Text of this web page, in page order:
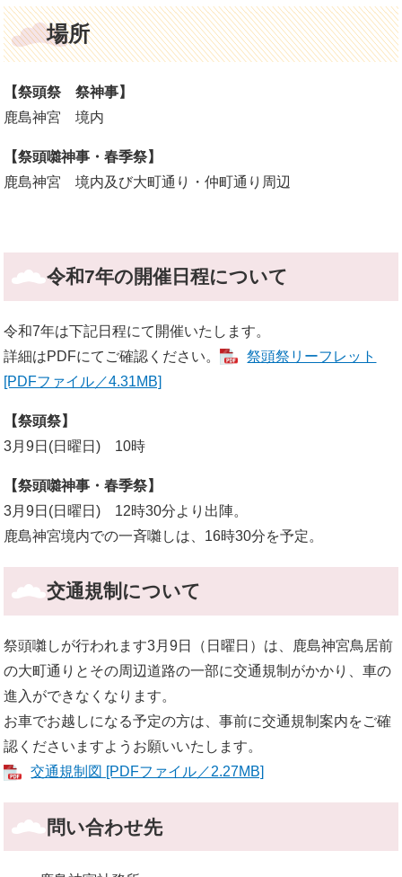
場所
【祭頭祭 祭神事】
鹿島神宮 境内
【祭頭囃神事・春季祭】
鹿島神宮 境内及び大町通り・仲町通り周辺
令和7年の開催日程について
令和7年は下記日程にて開催いたします。
詳細はPDFにてご確認ください。
祭頭祭リーフレット
[PDFファイル／4.31MB]
【祭頭祭】
3月9日(日曜日) 10時
【祭頭囃神事・春季祭】
3月9日(日曜日) 12時30分より出陣。
鹿島神宮境内での一斉囃しは、16時30分を予定。
交通規制について
祭頭囃しが行われます3月9日（日曜日）は、鹿島神宮鳥居前
の大町通りとその周辺道路の一部に交通規制がかかり、車の
進入ができなくなります。
お車でお越しになる予定の方は、事前に交通規制案内をご確
認くださいますようお願いいたします。
交通規制図 [PDFファイル／2.27MB]
問い合わせ先